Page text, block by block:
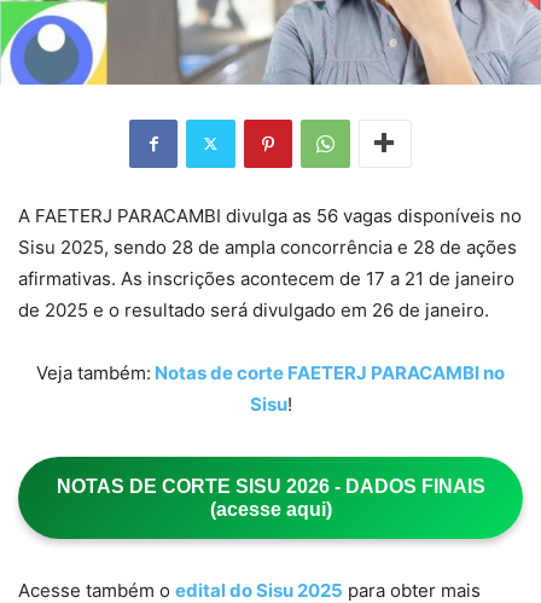
A FAETERJ PARACAMBI divulga as 56 vagas disponíveis no
Sisu 2025, sendo 28 de ampla concorrência e 28 de ações
afirmativas. As inscrições acontecem de 17 a 21 de janeiro
de 2025 e o resultado será divulgado em 26 de janeiro.
Veja também: Notas de corte FAETERJ PARACAMBI no
Sisu!
NOTAS DE CORTE SISU 2026 - DADOS FINAIS
(acesse aqui)
Acesse também o edital do Sisu 2025 para obter mais